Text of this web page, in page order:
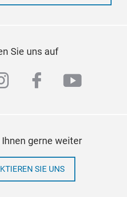
Sie uns auf
facebook
gerne weiter
SIE UNS